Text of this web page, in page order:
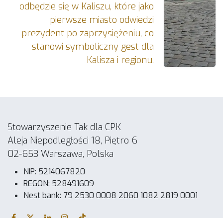
odbędzie się w Kaliszu, które jako
pierwsze miasto odwiedzi
prezydent po zaprzysiężeniu, co
stanowi symboliczny gest dla
Kalisza i regionu.
Stowarzyszenie Tak dla CPK
Aleja Niepodległości 18, Piętro 6
02-653 Warszawa, Polska
NIP: 5214067820
REGON: 528491609
Nest bank: 79 2530 0008 2060 1082 2819 0001